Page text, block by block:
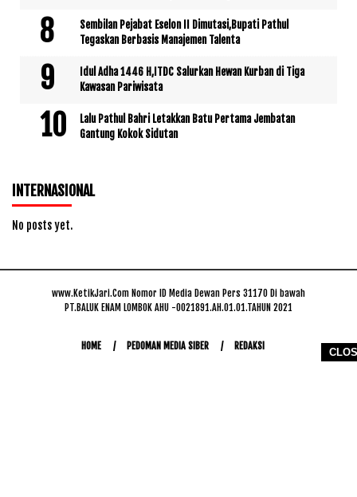
Sembilan Pejabat Eselon II Dimutasi,Bupati Pathul
Tegaskan Berbasis Manajemen Talenta
Idul Adha 1446 H,ITDC Salurkan Hewan Kurban di Tiga
Kawasan Pariwisata
Lalu Pathul Bahri Letakkan Batu Pertama Jembatan
Gantung Kokok Sidutan
INTERNASIONAL
No posts yet.
www.KetikJari.Com Nomor ID Media Dewan Pers 31170 Di bawah
PT.BALUK ENAM LOMBOK AHU -0021891.AH.01.01.TAHUN 2021
HOME PEDOMAN MEDIA SIBER REDAKSI